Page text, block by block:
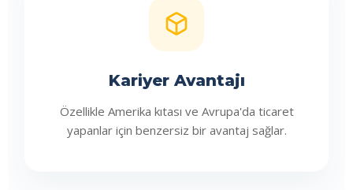
Kariyer Avantajı
Özellikle Amerika kıtası ve Avrupa'da ticaret
yapanlar için benzersiz bir avantaj sağlar.